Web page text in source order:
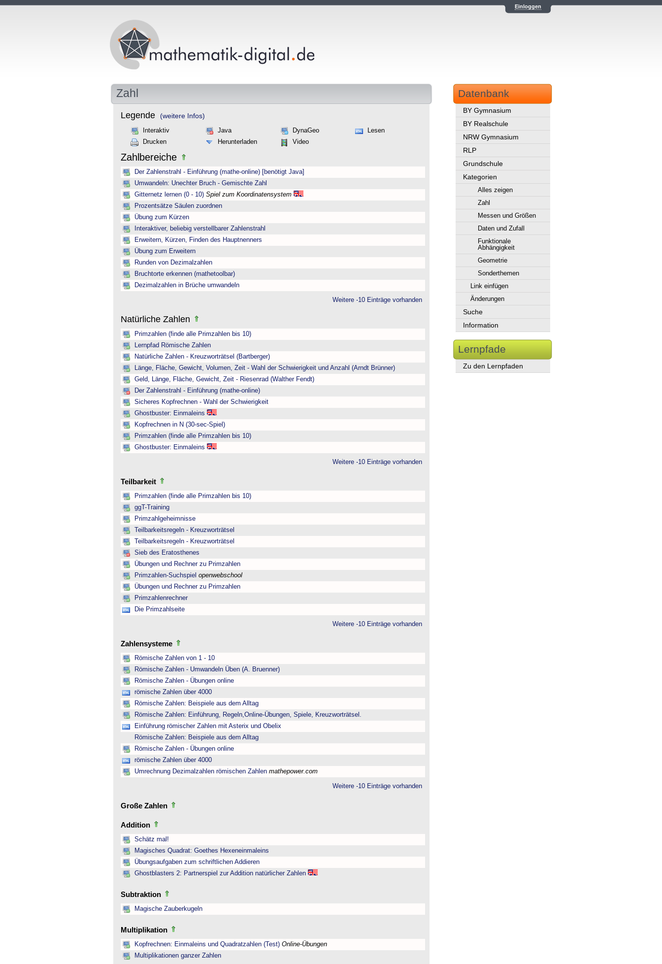
Einloggen
Zahl
Legende (weitere Infos)
Interaktiv Java DynaGeo
Lesen
Drucken
Herunterladen Video
Zahlbereiche
Der Zahlenstrahl - Einführung (mathe-online) [benötigt Java]
Umwandeln: Unechter Bruch - Gemischte Zahl
Gitternetz lernen (0 - 10) Spiel zum Koordinatensystem
Prozentsätze Säulen zuordnen
Übung zum Kürzen
Interaktiver, beliebig verstellbarer Zahlenstrahl
Erweitern, Kürzen, Finden des Hauptnenners
Übung zum Erweitern
Runden von Dezimalzahlen
Bruchtorte erkennen (mathetoolbar)
Dezimalzahlen in Brüche umwandeln
Weitere -10 Einträge vorhanden
Natürliche Zahlen
Primzahlen (finde alle Primzahlen bis 10)
Lernpfad Römische Zahlen
Natürliche Zahlen - Kreuzworträtsel (Bartberger)
Länge, Fläche, Gewicht, Volumen, Zeit - Wahl der Schwierigkeit und Anzahl (Arndt Brünner)
Geld, Länge, Fläche, Gewicht, Zeit - Riesenrad (Walther Fendt)
Der Zahlenstrahl - Einführung (mathe-online)
Sicheres Kopfrechnen - Wahl der Schwierigkeit
Ghostbuster: Einmaleins
Kopfrechnen in N (30-sec-Spiel)
Primzahlen (finde alle Primzahlen bis 10)
Ghostbuster: Einmaleins
Weitere -10 Einträge vorhanden
Teilbarkeit
Primzahlen (finde alle Primzahlen bis 10)
ggT-Training
Primzahlgeheimnisse
Teilbarkeitsregeln - Kreuzworträtsel
Teilbarkeitsregeln - Kreuzworträtsel
Sieb des Eratosthenes
Übungen und Rechner zu Primzahlen
Primzahlen-Suchspiel openwebschool
Übungen und Rechner zu Primzahlen
Primzahlenrechner
Die Primzahlseite
Weitere -10 Einträge vorhanden
Zahlensysteme
Römische Zahlen von 1 - 10
Römische Zahlen - Umwandeln Üben (A. Bruenner)
Römische Zahlen - Übungen online
römische Zahlen über 4000
Römische Zahlen: Beispiele aus dem Alltag
Römische Zahlen: Einführung, Regeln,Online-Übungen, Spiele, Kreuzworträtsel.
Einführung römischer Zahlen mit Asterix und Obelix
Römische Zahlen: Beispiele aus dem Alltag
Römische Zahlen - Übungen online
römische Zahlen über 4000
Umrechnung Dezimalzahlen römischen Zahlen mathepower.com
Weitere -10 Einträge vorhanden
Große Zahlen
Addition
Schätz mal!
Magisches Quadrat: Goethes Hexeneinmaleins
Übungsaufgaben zum schriftlichen Addieren
Ghostblasters 2: Partnerspiel zur Addition natürlicher Zahlen
Subtraktion
Magische Zauberkugeln
Multiplikation
Kopfrechnen: Einmaleins und Quadratzahlen (Test) Online-Übungen
Multiplikationen ganzer Zahlen
Datenbank
BY Gymnasium
BY Realschule
NRW Gymnasium
RLP
Grundschule
Kategorien
Alles zeigen
Zahl
Messen und Größen
Daten und Zufall
Funktionale
Abhängigkeit
Geometrie
Sonderthemen
Link einfügen
Änderungen
Suche
Information
Lernpfade
Zu den Lernpfaden